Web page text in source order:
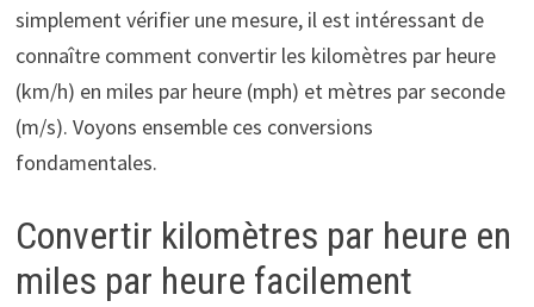
simplement vérifier une mesure, il est intéressant de
connaître comment convertir les kilomètres par heure
(km/h) en miles par heure (mph) et mètres par seconde
(m/s). Voyons ensemble ces conversions
fondamentales.
Convertir kilomètres par heure en
miles par heure facilement